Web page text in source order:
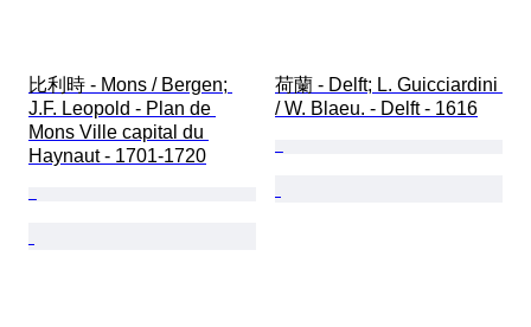
比利時 - Mons / Bergen;
J.F. Leopold - Plan de
Mons Ville capital du
Haynaut - 1701-1720
荷蘭 - Delft; L. Guicciardini
/ W. Blaeu. - Delft - 1616